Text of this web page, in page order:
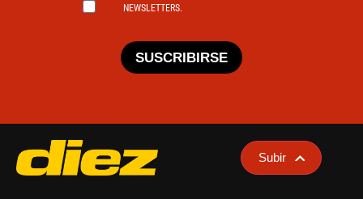
NEWSLETTERS.
SUSCRIBIRSE
Subir